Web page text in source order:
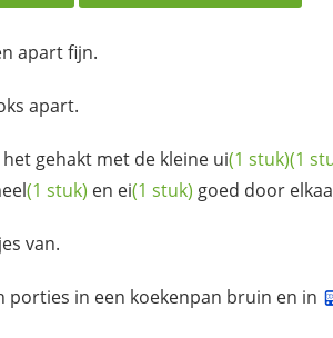
apart fijn.
apart.
gehakt met de kleine ui(1 stuk)(1
(1 stuk) en ei(1 stuk) goed door
van.
porties in een koekenpan bruin en in